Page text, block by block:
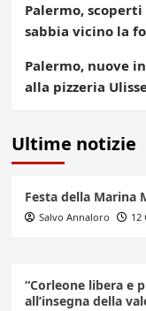
Palermo,
sabbia vicino la
Palermo, nuove
alla pizzeria
Ultime notizie
Festa della Marina
Salvo Annaloro 12
“Corleone libera e
all’insegna della